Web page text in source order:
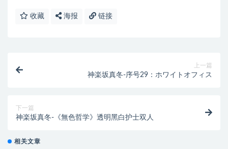
收藏 海报 链接
上一篇
神楽坂真冬-序号29：ホワイトオフィス
下一篇
神楽坂真冬-《無色哲学》透明黑白护士双人
相关文章